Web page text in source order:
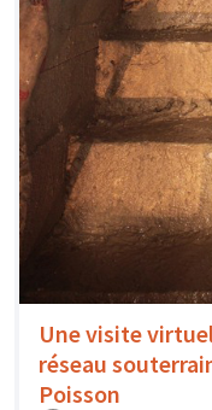
Une visite
réseau
Poisson